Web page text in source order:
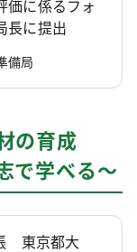
価に係るフォ
長に提出
備局
の育成
で学べる～
東京都大